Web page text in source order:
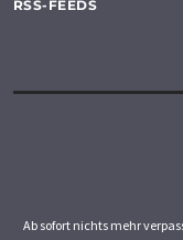
RSS-FEEDS
Ab sofort nichts mehr